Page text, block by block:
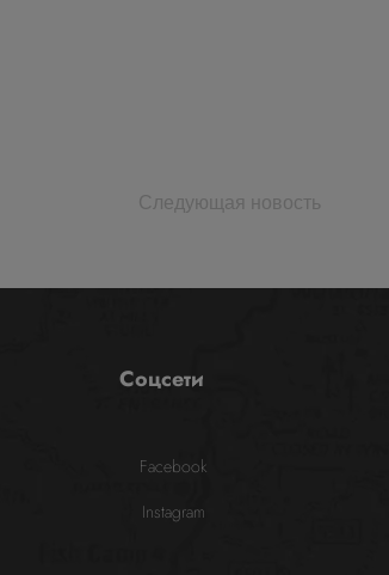
Следующая новость
Соцсети
Facebook
Instagram